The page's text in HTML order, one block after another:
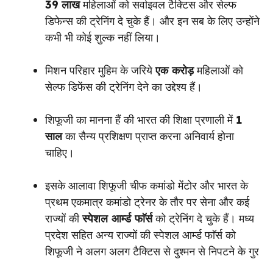
39 लाखमहिलाओं को सर्वाइवल टैक्टिस और सेल्फ
डिफेन्स की ट्रेनिंग दे चुके हैं। और इन सब के लिए उन्होंने
कभी भी कोई शुल्क नहीं लिया।
मिशन परिहार मुहिम के जरियेएक करोड़महिलाओं को
सेल्फ डिफेंस की ट्रेनिंग देने का उद्देश्य हैं।
शिफूजी का मानना हैं की भारत की शिक्षा प्रणाली में 1
सालका सैन्य प्रशिक्षण प्राप्त करना अनिवार्य होना
चाहिए।
इसके आलावा शिफूजी चीफ कमांडो मेंटोर और भारत के
प्रथम एकमात्र कमांडो ट्रेनर के तौर पर सेना और कई
राज्यों कीस्पेशल आर्म्ड फाॅर्सको ट्रेनिंग दे चुके हैं। मध्य
प्रदेश सहित अन्य राज्यों की स्पेशल आर्म्ड फाॅर्स को
शिफूजी ने अलग अलग टैक्टिस से दुश्मन से निपटने के गुर